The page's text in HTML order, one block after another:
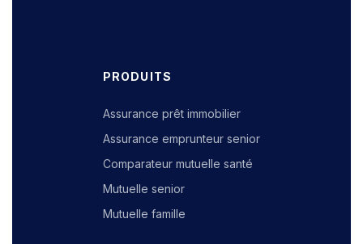
PRODUITS
Assurance prêt immobilier
Assurance emprunteur senior
Comparateur mutuelle santé
Mutuelle senior
Mutuelle famille